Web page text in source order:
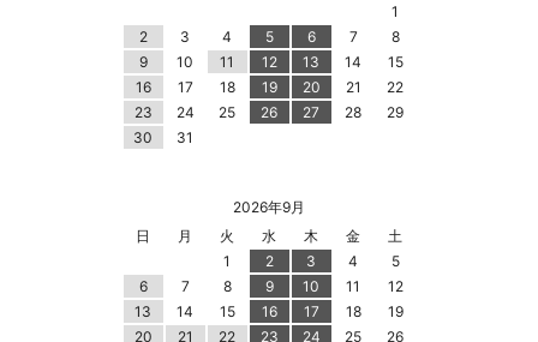
1
2
3 4 5 6 7
8
9
10 11 12 13 14
15
16
17 18 19 20 21
22
23
24 25 26 27 28
29
30
31
2026年9月
日
月 火 水 木 金
土
1
2 3 4
5
6
7 8 9 10 11
12
13
14 15 16 17 18
19
20
21 22 23 24 25
26